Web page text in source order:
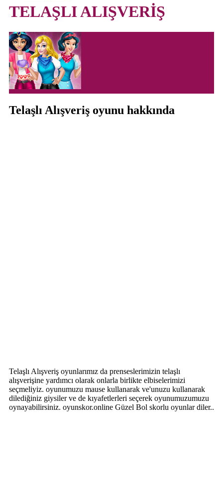
TELAŞLI ALIŞVERİŞ
Telaşlı Alışveriş oyunu hakkında
Telaşlı Alışveriş oyunlarımız da prenseslerimizin telaşlı
alışverişine yardımcı olarak onlarla birlikte elbiselerimizi
seçmeliyiz. oyunumuzu mause kullanarak ve'unuzu kullanarak
dilediğiniz giysiler ve de kıyafetlerleri seçerek oyunumuzumuzu
oynayabilirsiniz. oyunskor.online Güzel Bol skorlu oyunlar diler..